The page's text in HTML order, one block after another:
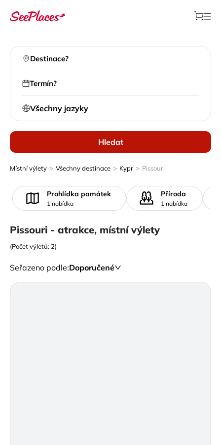
Destinace?
Termín?
Všechny jazyky
Hledat
Místní výlety > Všechny destinace > Kypr > Pissouri
Prohlídka památek
1 nabídka
Příroda
1 nabídka
Pissouri - atrakce, místní výlety
(Počet výletů: 2)
Seřazeno podle:Doporučené